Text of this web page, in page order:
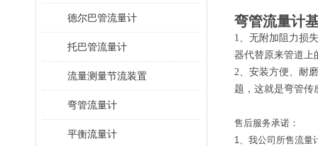
德尔巴管流量计
托巴管流量计
流量测量节流装置
弯管流量计
平衡流量计
弯管流量计
1、无附加阻力损
器代替原来管道上
2、安装方便、耐
题，这就是弯管传
售后服务承诺：
1、我公司所售流量